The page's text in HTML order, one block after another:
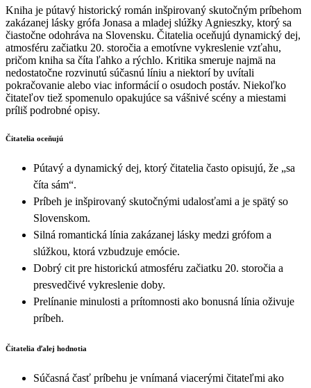
Kniha je pútavý historický román inšpirovaný skutočným príbehom
zakázanej lásky grófa Jonasa a mladej slúžky Agnieszky, ktorý sa
čiastočne odohráva na Slovensku. Čitatelia oceňujú dynamický dej,
atmosféru začiatku 20. storočia a emotívne vykreslenie vzťahu,
pričom kniha sa číta ľahko a rýchlo. Kritika smeruje najmä na
nedostatočne rozvinutú súčasnú líniu a niektorí by uvítali
pokračovanie alebo viac informácií o osudoch postáv. Niekoľko
čitateľov tiež spomenulo opakujúce sa vášnivé scény a miestami
príliš podrobné opisy.
Čitatelia oceňujú
Pútavý a dynamický dej, ktorý čitatelia často opisujú, že „sa
číta sám“.
Príbeh je inšpirovaný skutočnými udalosťami a je spätý so
Slovenskom.
Silná romantická línia zakázanej lásky medzi grófom a
slúžkou, ktorá vzbudzuje emócie.
Dobrý cit pre historickú atmosféru začiatku 20. storočia a
presvedčivé vykreslenie doby.
Prelínanie minulosti a prítomnosti ako bonusná línia oživuje
príbeh.
Čitatelia ďalej hodnotia
Súčasná časť príbehu je vnímaná viacerými čitateľmi ako